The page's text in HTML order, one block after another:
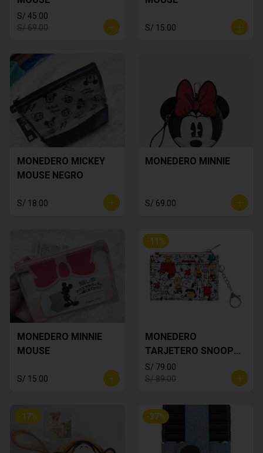
S/ 45.00
S/ 69.00
S/ 15.00
MONEDERO MICKEY
MOUSE NEGRO
S/ 18.00
MONEDERO MINNIE
S/ 69.00
MONEDERO MINNIE
MOUSE
S/ 15.00
-11 %
MONEDERO
TARJETERO SNOOPY
BLANCO
S/ 79.00
S/ 89.00
-17% -37%